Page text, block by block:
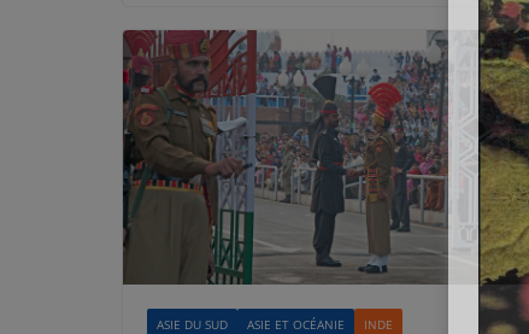
ASIE DU SUD ASIE ET OCÉANIE INDE